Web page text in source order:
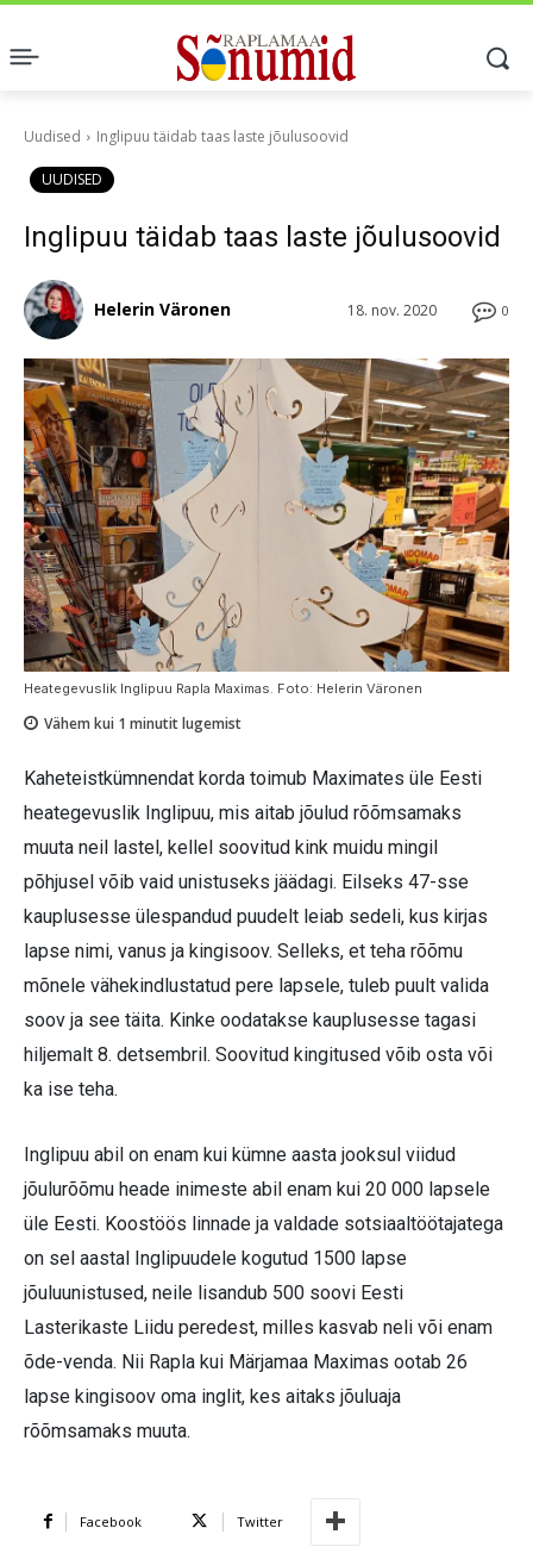
Uudised Inglipuu täidab taas laste jõulusoovid
UUDISED
Inglipuu täidab taas laste jõulusoovid
0
18. nov. 2020
Helerin Väronen
Heategevuslik Inglipuu Rapla Maximas. Foto: Helerin Väronen
Vähem kui 1 minutit lugemist
Kaheteistkümnendat korda toimub Maximates üle Eesti
heategevuslik Inglipuu, mis aitab jõulud rõõmsamaks
muuta neil lastel, kellel soovitud kink muidu mingil
põhjusel võib vaid unistuseks jäädagi. Eilseks 47-sse
kauplusesse ülespandud puudelt leiab sedeli, kus kirjas
lapse nimi, vanus ja kingisoov. Selleks, et teha rõõmu
mõnele vähekindlustatud pere lapsele, tuleb puult valida
soov ja see täita. Kinke oodatakse kauplusesse tagasi
hiljemalt 8. detsembril. Soovitud kingitused võib osta või
ka ise teha.
Inglipuu abil on enam kui kümne aasta jooksul viidud
jõulurõõmu heade inimeste abil enam kui 20 000 lapsele
üle Eesti. Koostöös linnade ja valdade sotsiaaltöötajatega
on sel aastal Inglipuudele kogutud 1500 lapse
jõuluunistused, neile lisandub 500 soovi Eesti
Lasterikaste Liidu peredest, milles kasvab neli või enam
õde-venda. Nii Rapla kui Märjamaa Maximas ootab 26
lapse kingisoov oma inglit, kes aitaks jõuluaja
rõõmsamaks muuta.
Facebook Twitter